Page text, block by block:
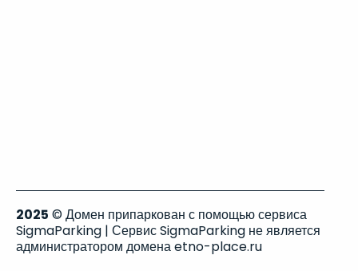
2025 © Домен припаркован с помощью сервиса
SigmaParking | Сервис SigmaParking не является
администратором домена etno-place.ru